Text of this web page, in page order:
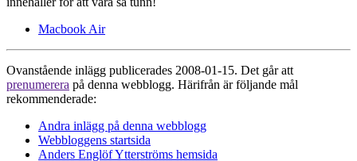
Macbook Air
Ovanstående inlägg publicerades 2008-01-15. Det går att
prenumerera på denna webblogg. Härifrån är följande mål
rekommenderade:
Andra inlägg på denna webblogg
Webbloggens startsida
Anders Englöf Ytterströms hemsida